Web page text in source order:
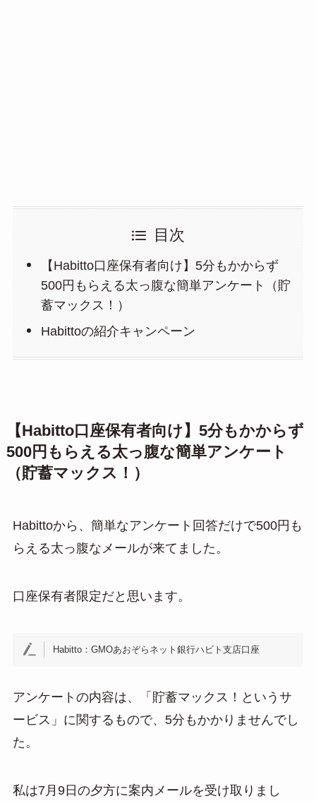
目次
【Habitto口座保有者向け】5分もかからず
500円もらえる太っ腹な簡単アンケート（貯
蓄マックス！）
Habittoの紹介キャンペーン
【Habitto口座保有者向け】5分もかからず
500円もらえる太っ腹な簡単アンケート
（貯蓄マックス！）
Habittoから、簡単なアンケート回答だけで500円も
らえる太っ腹なメールが来てました。
口座保有者限定だと思います。
Habitto：GMOあおぞらネット銀行ハビト支店口座
アンケートの内容は、「貯蓄マックス！というサ
ービス」に関するもので、5分もかかりませんでし
た。
私は7月9日の夕方に案内メールを受け取りまし